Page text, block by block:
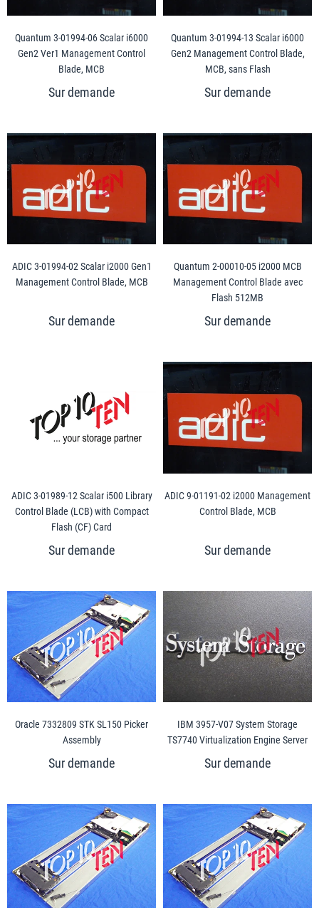
Quantum 3-01994-06 Scalar i6000
Gen2 Ver1 Management Control
Blade, MCB
Quantum 3-01994-13 Scalar i6000
Gen2 Management Control Blade,
MCB, sans Flash
ADIC 3-01994-02 Scalar i2000 Gen1
Management Control Blade, MCB
Quantum 2-00010-05 i2000 MCB
Management Control Blade avec
Flash 512MB
ADIC 3-01989-12 Scalar i500 Library
Control Blade (LCB) with Compact
Flash (CF) Card
ADIC 9-01191-02 i2000 Management
Control Blade, MCB
Oracle 7332809 STK SL150 Picker
Assembly
IBM 3957-V07 System Storage
TS7740 Virtualization Engine Server